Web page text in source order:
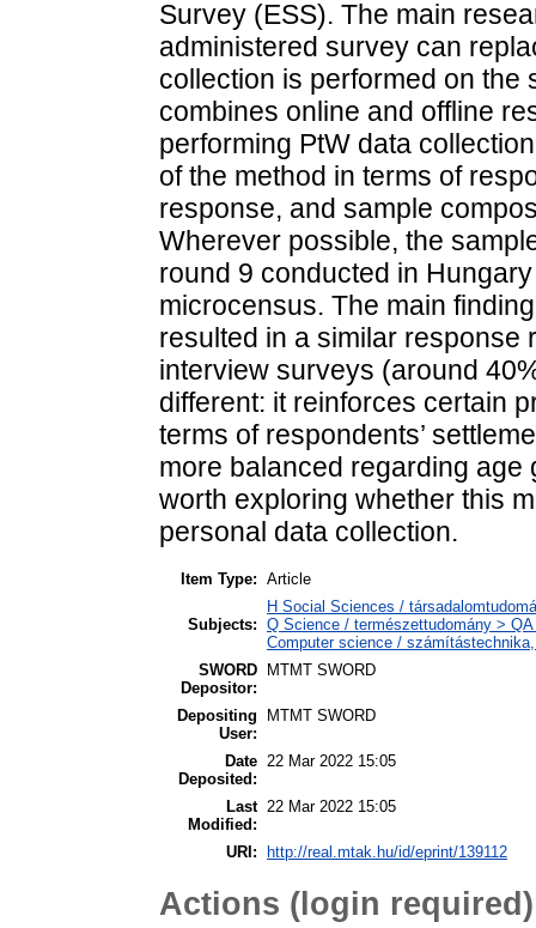
Survey (ESS). The main
administered survey can
collection is performed on the
combines online and offline
performing PtW data
of the method in terms of
response, and sample
Wherever possible, the
round 9 conducted in
microcensus. The main
resulted in a similar response
interview surveys (around
different: it reinforces certain
terms of respondents’
more balanced regarding age
worth exploring whether this
personal data collection.
Item Type: Article
Subjects:
H Social Sciences /
Q Science / természettudomány >
Computer science /
SWORD
Depositor:
MTMT SWORD
Depositing
User:
MTMT SWORD
Date
Deposited:
22 Mar 2022 15:05
Last
Modified:
22 Mar 2022 15:05
URI: http://real.mtak.hu/id/eprint/139112
Actions (login required)